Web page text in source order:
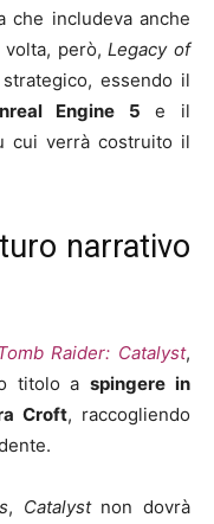
che includeva anche
volta, però,Legacy of
essendo il
Engine 5 e il
cui verrà costruito il
narrativo
Raider: Catalyst,
titolo aspingere in
Croft, raccogliendo
, Catalystnon dovrà